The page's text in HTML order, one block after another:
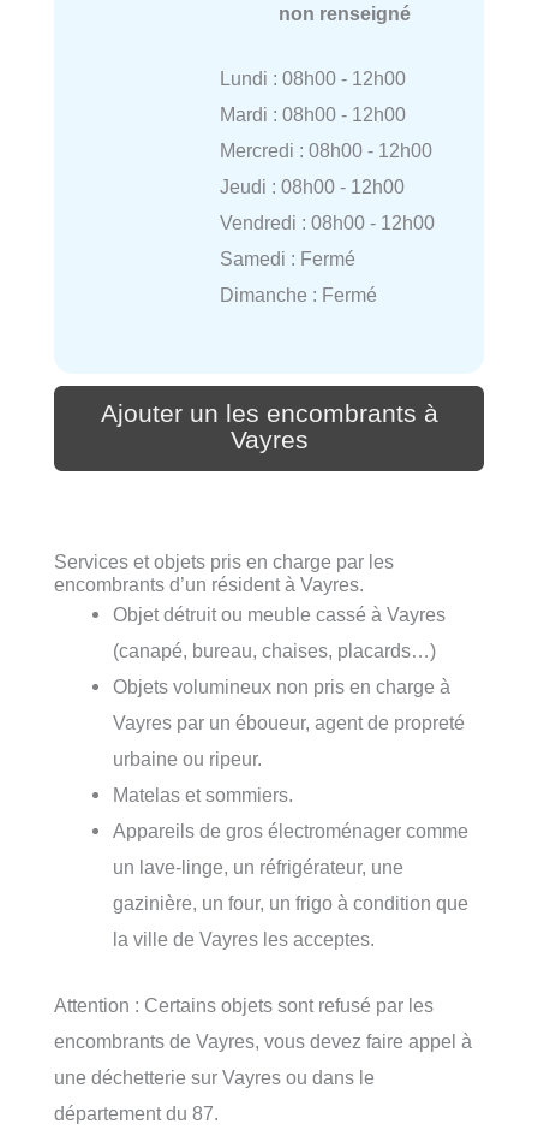
non renseigné
Lundi : 08h00 - 12h00
Mardi : 08h00 - 12h00
Mercredi : 08h00 - 12h00
Jeudi : 08h00 - 12h00
Vendredi : 08h00 - 12h00
Samedi : Fermé
Dimanche : Fermé
Ajouter un les encombrants à
Vayres
Services et objets pris en charge par les
encombrants d’un résident à Vayres.
Objet détruit ou meuble cassé à Vayres
(canapé, bureau, chaises, placards…)
Objets volumineux non pris en charge à
Vayres par un éboueur, agent de propreté
urbaine ou ripeur.
Matelas et sommiers.
Appareils de gros électroménager comme
un lave-linge, un réfrigérateur, une
gazinière, un four, un frigo à condition que
la ville de Vayres les acceptes.
Attention : Certains objets sont refusé par les
encombrants de Vayres, vous devez faire appel à
une déchetterie sur Vayres ou dans le
département du 87.